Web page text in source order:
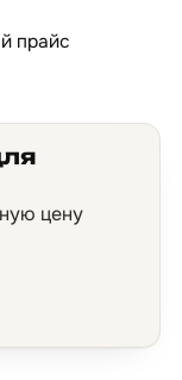
прайс
цену